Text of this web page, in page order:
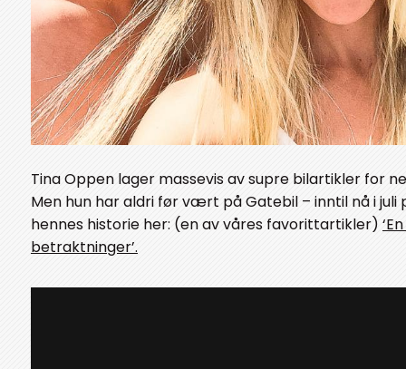
Tina Oppen lager massevis av supre bilartikler for
Men hun har aldri før vært på Gatebil – inntil nå i juli
hennes historie her: (en av våres favorittartikler)
betraktninger’.